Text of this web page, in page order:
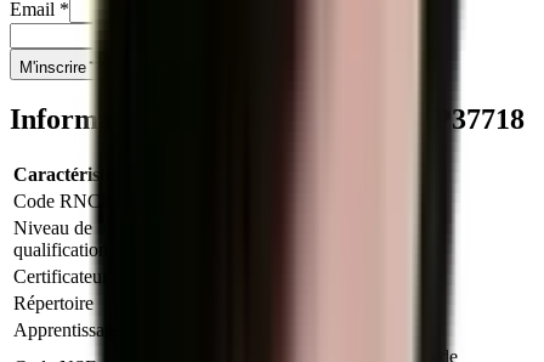
Email *
M'inscrire
Informations clés sur le titre RNCP37718
Caractéristique
Code RNCP
Niveau de
qualification
Certificateur
Répertoire
Apprentissage
243s : Tannage des peaux, fabrication de